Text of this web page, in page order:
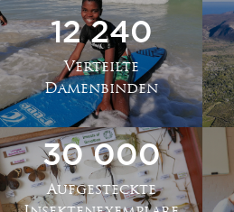
12 240
Verteilte
Damenbinden
30 000
Aufgesteckte